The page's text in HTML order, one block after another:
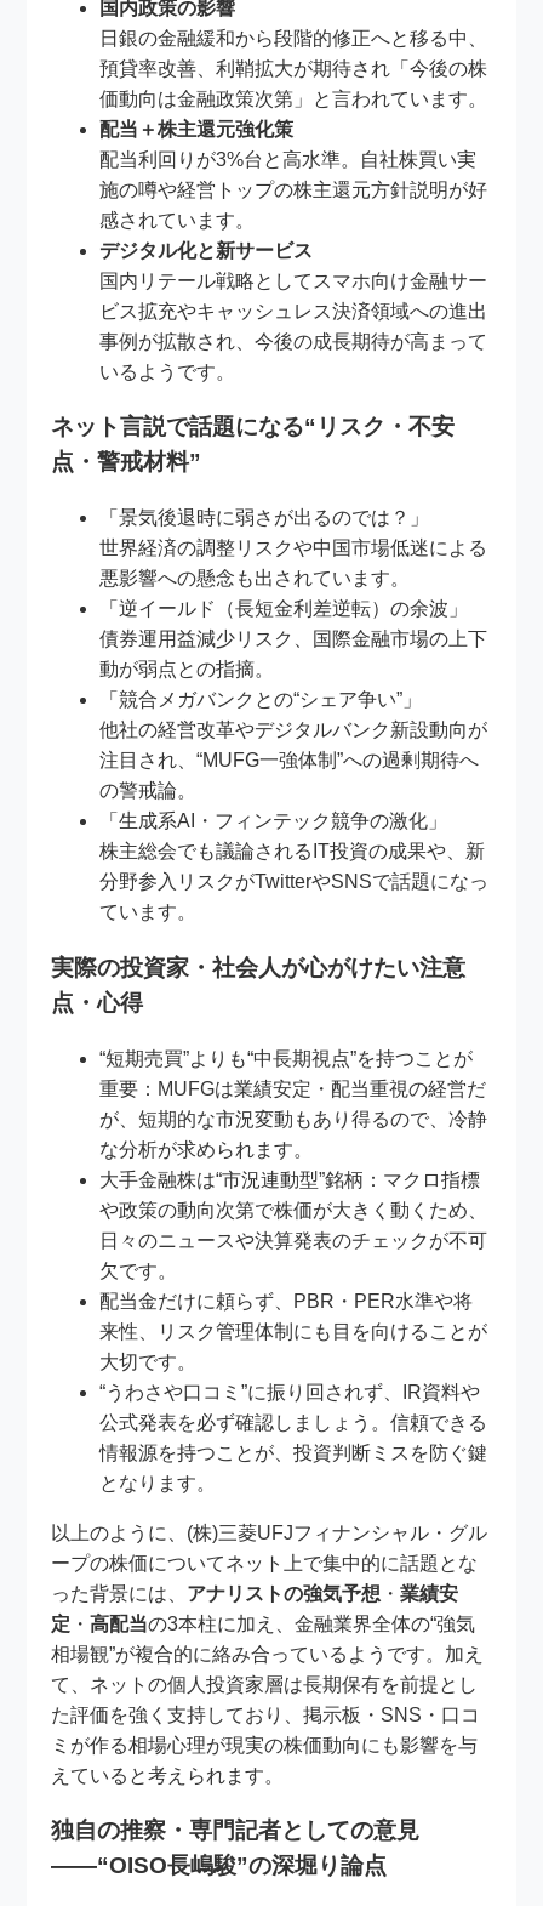
国内政策の影響
日銀の金融緩和から段階的修正へと移る中、
預貸率改善、利鞘拡大が期待され「今後の株
価動向は金融政策次第」と言われています。
配当＋株主還元強化策
配当利回りが3%台と高水準。自社株買い実
施の噂や経営トップの株主還元方針説明が好
感されています。
デジタル化と新サービス
国内リテール戦略としてスマホ向け金融サー
ビス拡充やキャッシュレス決済領域への進出
事例が拡散され、今後の成長期待が高まって
いるようです。
ネット言説で話題になる“リスク・不安
点・警戒材料”
「景気後退時に弱さが出るのでは？」
世界経済の調整リスクや中国市場低迷による
悪影響への懸念も出されています。
「逆イールド（長短金利差逆転）の余波」
債券運用益減少リスク、国際金融市場の上下
動が弱点との指摘。
「競合メガバンクとの“シェア争い”」
他社の経営改革やデジタルバンク新設動向が
注目され、“MUFG一強体制”への過剰期待へ
の警戒論。
「生成系AI・フィンテック競争の激化」
株主総会でも議論されるIT投資の成果や、新
分野参入リスクがTwitterやSNSで話題になっ
ています。
実際の投資家・社会人が心がけたい注意
点・心得
“短期売買”よりも“中長期視点”を持つことが
重要：MUFGは業績安定・配当重視の経営だ
が、短期的な市況変動もあり得るので、冷静
な分析が求められます。
大手金融株は“市況連動型”銘柄：マクロ指標
や政策の動向次第で株価が大きく動くため、
日々のニュースや決算発表のチェックが不可
欠です。
配当金だけに頼らず、PBR・PER水準や将
来性、リスク管理体制にも目を向けることが
大切です。
“うわさや口コミ”に振り回されず、IR資料や
公式発表を必ず確認しましょう。信頼できる
情報源を持つことが、投資判断ミスを防ぐ鍵
となります。
以上のように、(株)三菱UFJフィナンシャル・グル
ープの株価についてネット上で集中的に話題とな
った背景には、 アナリストの強気予想 ・業績安
定 ・高配当の3本柱に加え、金融業界全体の“強気
相場観”が複合的に絡み合っているようです。加え
て、ネットの個人投資家層は長期保有を前提とし
た評価を強く支持しており、掲示板・SNS・口コ
ミが作る相場心理が現実の株価動向にも影響を与
えていると考えられます。
独自の推察・専門記者としての意見
――“OISO長嶋駿”の深堀り論点